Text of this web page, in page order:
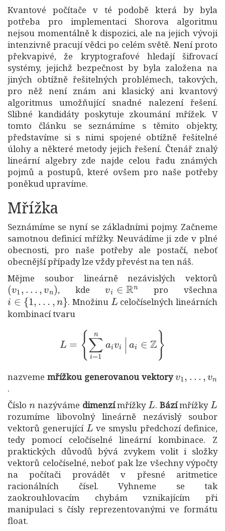
Kvantové počítače v té podobě která by byla
potřeba pro implementaci Shorova algoritmu
nejsou momentálně k dispozici, ale na jejich vývoji
intenzivně pracují vědci po celém světě. Není proto
překvapivé, že kryptografové hledají šifrovací
systémy, jejichž bezpečnost by byla založena na
jiných obtížně řešitelných problémech, takových,
pro něž není znám ani klasický ani kvantový
algoritmus umožňující snadné nalezení řešení.
Slibné kandidáty poskytuje zkoumání mřížek. V
tomto článku se seznámíme s těmito objekty,
představíme si s nimi spojené obtížně řešitelné
úlohy a některé metody jejich řešení. Čtenář znalý
lineární algebry zde najde celou řadu známých
pojmů a postupů, které ovšem pro naše potřeby
poněkud upravíme.
Mřížka
Seznámíme se nyní se základními pojmy. Začneme
samotnou definicí mřížky. Neuvádíme ji zde v plné
obecnosti, pro naše potřeby ale postačí, neboť
obecnější případy lze vždy převést na ten náš.
Mějme soubor lineárně nezávislých vektorů
(v1,… n)
, kde
vi∈ Rn
pro všechna
i∈{1,…,n}
. Množinu
L
celočíselných lineárních
kombinací tvaru
∑ =1 }
nazveme mřížkou generovanou vektory
.
Číslo
nazýváme dimenzímřížky
L
. Bázímřížky
L
rozumíme libovolný lineárně nezávislý soubor
vektorů generující
L
ve smyslu předchozí definice,
tedy pomocí celočíselné lineární kombinace. Z
praktických důvodů bývá zvykem volit i složky
vektorů celočíselné, neboť pak lze všechny výpočty
na počítači provádět v přesné aritmetice
racionálních čísel. Vyhneme se tak
zaokrouhlovacím chybám vznikajícím při
manipulaci s čísly reprezentovanými ve formátu
float.